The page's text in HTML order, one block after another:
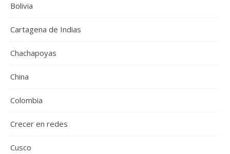
Bolivia
Cartagena de Indias
Chachapoyas
China
Colombia
Crecer en redes
Cusco